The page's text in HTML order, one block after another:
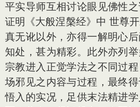
平实导师互相讨论眼见佛性
证明《大般涅槃经》中 世尊
真无讹以外，亦得一解明心
知处，甚为精彩。此外亦列
宗教进入正觉学法之不同过
场邪见之内容与过程，最终
悟入的实况，足供末法精进